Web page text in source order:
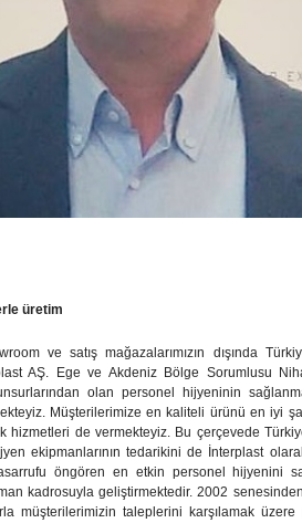
üretim
ve satış mağazalarımızın dışında
AŞ. Ege ve Akdeniz Bölge Sorumlusu
olan personel hijyeninin
Müşterilerimize en kaliteli ürünü en iyi
hizmetleri de vermekteyiz. Bu çerçevede
ekipmanlarının tedarikini de İnterplast
öngören en etkin personel hijyenini
kadrosuyla geliştirmektedir. 2002
müşterilerimizin taleplerini karşılamak